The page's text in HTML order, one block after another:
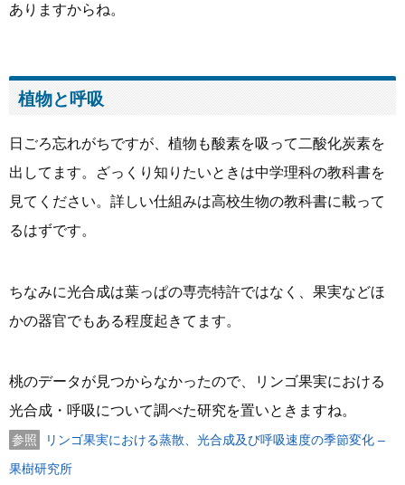
ありますからね。
植物と呼吸
日ごろ忘れがちですが、植物も酸素を吸って二酸化炭素を
出してます。ざっくり知りたいときは中学理科の教科書を
見てください。詳しい仕組みは高校生物の教科書に載って
るはずです。
ちなみに光合成は葉っぱの専売特許ではなく、果実などほ
かの器官でもある程度起きてます。
桃のデータが見つからなかったので、リンゴ果実における
光合成・呼吸について調べた研究を置いときますね。
リンゴ果実における蒸散、光合成及び呼吸速度の季節変化 –
果樹研究所